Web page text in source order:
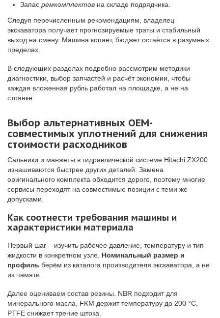
Запас ремкомплектов на складе подрядчика.
Следуя перечисленным рекомендациям, владелец
экскаватора получает прогнозируемые траты и стабильный
выход на смену. Машина копает, бюджет остаётся в разумных
пределах.
В следующих разделах подробно рассмотрим методики
диагностики, выбор запчастей и расчёт экономии, чтобы
каждая вложенная рубль работал на площадке, а не на
стоянке.
Выбор альтернативных OEM-
совместимых уплотнений для снижения
стоимости расходников
Сальники и манжеты в гидравлической системе Hitachi ZX200
изнашиваются быстрее других деталей. Замена
оригинального комплекта обходится дорого, поэтому многие
сервисы переходят на совместимые позиции с теми же
допусками.
Как соотнести требования машины и
характеристики материала
Первый шаг – изучить рабочее давление, температуру и тип
жидкости в конкретном узле. Номинальный размер и
профиль берём из каталога производителя экскаватора, а не
из памяти.
Далее оцениваем состав резины. NBR подходит для
минерального масла, FKM держит температуру до 200 °C,
PTFE снижает трение штока.